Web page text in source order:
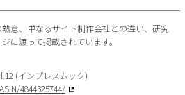
意、単なるサイト制作会社との違い、研究
に渡って掲載されています。
(インプレスムック)
4844325744/